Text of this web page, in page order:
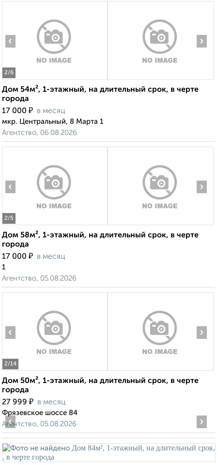
2/6
‹ ›
Дом 54м², 1-этажный, на длительный срок, в черте
города
17 000 ₽ в месяц
мкр. Центральный, 8 Марта 1
Агентство, 06.08.2026
2/5
‹ ›
Дом 58м², 1-этажный, на длительный срок, в черте
города
17 000 ₽ в месяц
1
Агентство, 05.08.2026
2/14
‹ ›
Дом 50м², 1-этажный, на длительный срок, в черте
города
27 999 ₽ в месяц
Фрязевское шоссе 84
Агентство, 05.08.2026
‹ ›